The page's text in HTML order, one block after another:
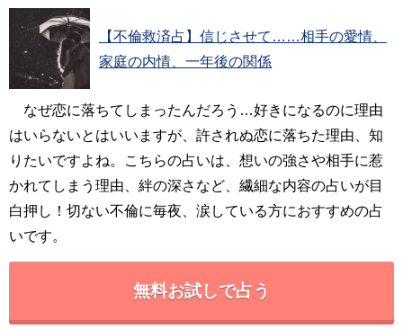
【不倫救済占】信じさせて……相手の愛情、
家庭の内情、一年後の関係
なぜ恋に落ちてしまったんだろう…好きになるのに理由
はいらないとはいいますが、許されぬ恋に落ちた理由、知
りたいですよね。こちらの占いは、想いの強さや相手に惹
かれてしまう理由、絆の深さなど、繊細な内容の占いが目
白押し！切ない不倫に毎夜、涙している方におすすめの占
いです。
無料お試しで占う